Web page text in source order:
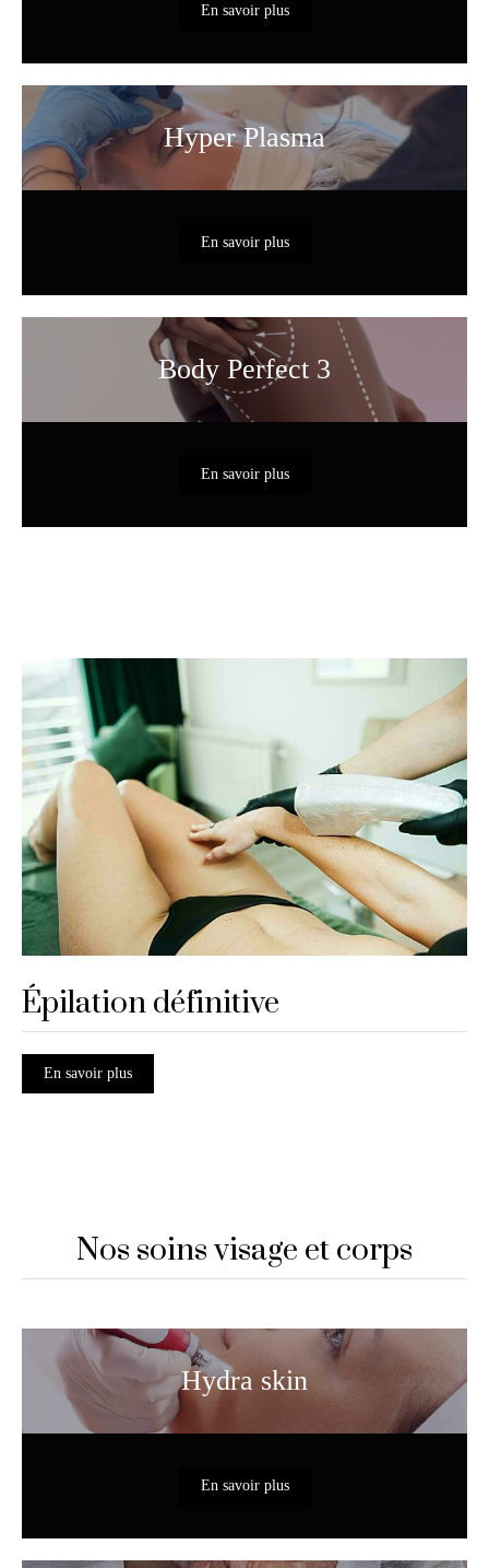
En savoir plus
Hyper Plasma
En savoir plus
Body Perfect 3
En savoir plus
Épilation définitive
En savoir plus
Nos soins visage et corps
Hydra skin
En savoir plus